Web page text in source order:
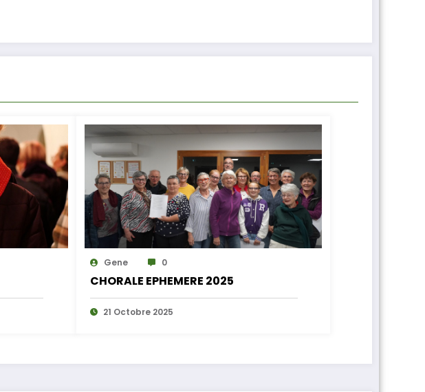
Gene 0
CHORALE EPHEMERE 2025
21 Octobre 2025